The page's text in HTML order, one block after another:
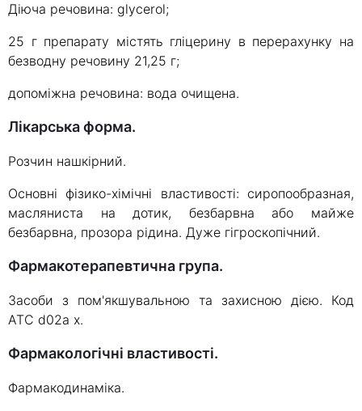
Діюча речовина: glycerol;
25 г препарату містять гліцерину в перерахунку на
безводну речовину 21,25 г;
допоміжна речовина: вода очищена.
Лікарська форма.
Розчин нашкірний.
Основні фізико-хімічні властивості: сиропообразная,
масляниста на дотик, безбарвна або майже
безбарвна, прозора рідина. Дуже гігроскопічний.
Фармакотерапевтична група.
Засоби з пом'якшувальною та захисною дією. Код
АТС d02a x.
Фармакологічні властивості.
Фармакодинаміка.